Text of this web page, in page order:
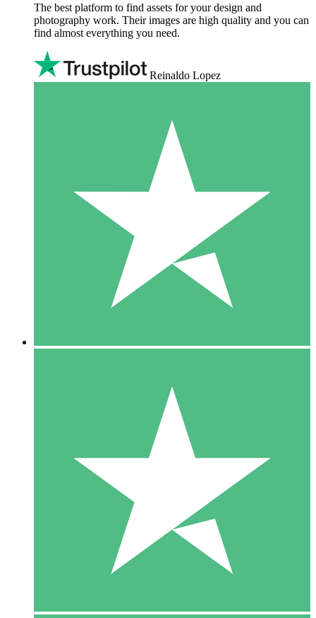
The best platform to find assets for your design and
photography work. Their images are high quality and you can
find almost everything you need.
Reinaldo Lopez